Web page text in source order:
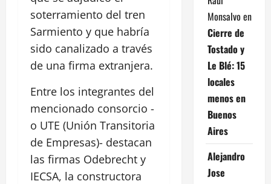
soterramiento del tren
Sarmiento y que habría
sido canalizado a través
de una firma extranjera.
Entre los integrantes del
mencionado consorcio -
o UTE (Unión Transitoria
de Empresas)- destacan
las firmas Odebrecht y
IECSA, la constructora
Monsalvo en
Cierre de
Tostado y
Le Blé: 15
locales
menos en
Buenos
Aires
Alejandro
Jose